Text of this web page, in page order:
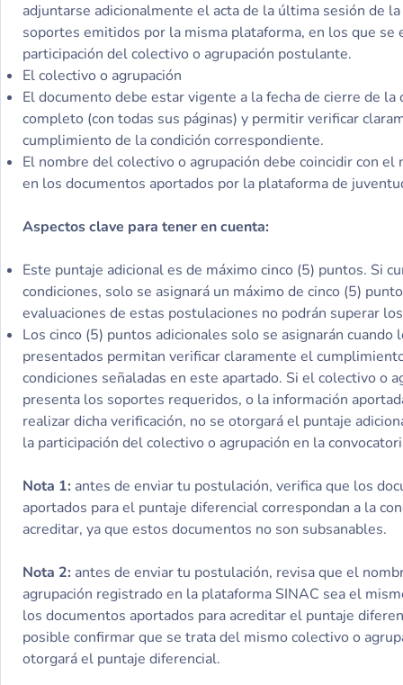
adjuntarse adicionalmente el acta de la última sesión de
soportes emitidos por la misma plataforma, en los que se
participación del colectivo o agrupación postulante.
El colectivo o agrupación
El documento debe estar vigente a la fecha de cierre de la
completo (con todas sus páginas) y permitir verificar
cumplimiento de la condición correspondiente.
El nombre del colectivo o agrupación debe coincidir con
en los documentos aportados por la plataforma de
Aspectos clave para tener en cuenta:
Este puntaje adicional es de máximo cinco (5) puntos. Si
condiciones, solo se asignará un máximo de cinco (5)
evaluaciones de estas postulaciones no podrán superar
Los cinco (5) puntos adicionales solo se asignarán cuando
presentados permitan verificar claramente el
condiciones señaladas en este apartado. Si el colectivo o
presenta los soportes requeridos, o la información
realizar dicha verificación, no se otorgará el puntaje
la participación del colectivo o agrupación en la
Nota 1: antes de enviar tu postulación, verifica que los
aportados para el puntaje diferencial correspondan a la
acreditar, ya que estos documentos no son subsanables.
Nota 2: antes de enviar tu postulación, revisa que el
agrupación registrado en la plataforma SINAC sea el
los documentos aportados para acreditar el puntaje
posible confirmar que se trata del mismo colectivo o
otorgará el puntaje diferencial.